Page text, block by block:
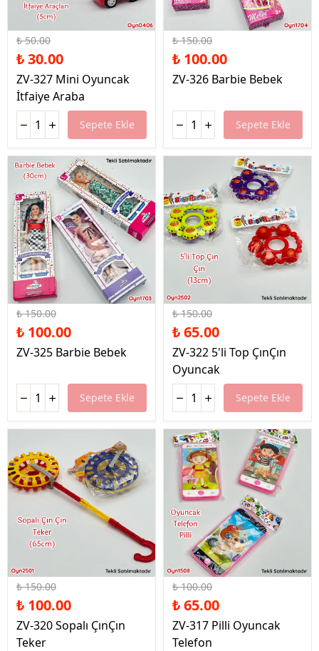
%40 İndirim
₺ 50.00
₺ 30.00
ZV-327 Mini Oyuncak
İtfaiye Araba
Sepete Ekle
₺ 150.00
₺ 100.00
ZV-326 Barbie Bebek
Sepete Ekle
%33 İndirim
₺ 150.00
₺ 100.00
ZV-325 Barbie Bebek
Sepete Ekle
%57 İndirim
₺ 150.00
₺ 65.00
ZV-322 5'li Top ÇınÇın
Oyuncak
Sepete Ekle
%33 İndirim
₺ 150.00
₺ 100.00
ZV-320 Sopalı ÇınÇın
Teker
%35 İndirim
₺ 100.00
₺ 65.00
ZV-317 Pilli Oyuncak
Telefon